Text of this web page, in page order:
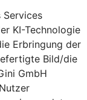
Services
KI-Technologie
Erbringung der
Bild/die
GmbH